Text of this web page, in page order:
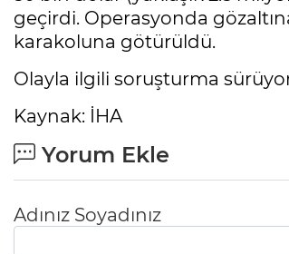
geçirdi. Operasyonda
karakoluna götürüldü.
Olayla ilgili soruşturma
Kaynak: İHA
Yorum Ekle
Adınız Soyadınız